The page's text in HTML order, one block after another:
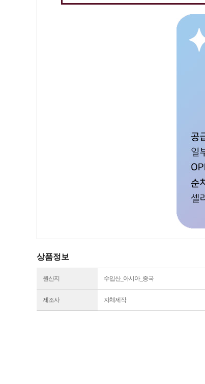
상품정보
원산지 수입산_아시아_중국
제조사 자체제작